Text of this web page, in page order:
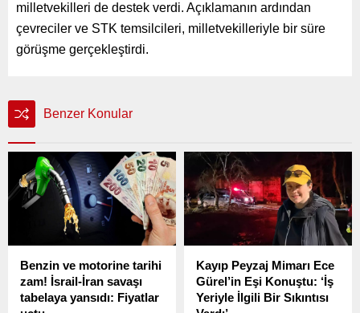
milletvekilleri de destek verdi. Açıklamanın ardından
çevreciler ve STK temsilcileri, milletvekilleriyle bir süre
görüşme gerçekleştirdi.
Benzer Konular
Benzin ve motorine tarihi
zam! İsrail-İran savaşı
tabelaya yansıdı: Fiyatlar
Kayıp Peyzaj Mimarı Ece
Gürel’in Eşi Konuştu: ‘İş
Yeriyle İlgili Bir Sıkıntısı